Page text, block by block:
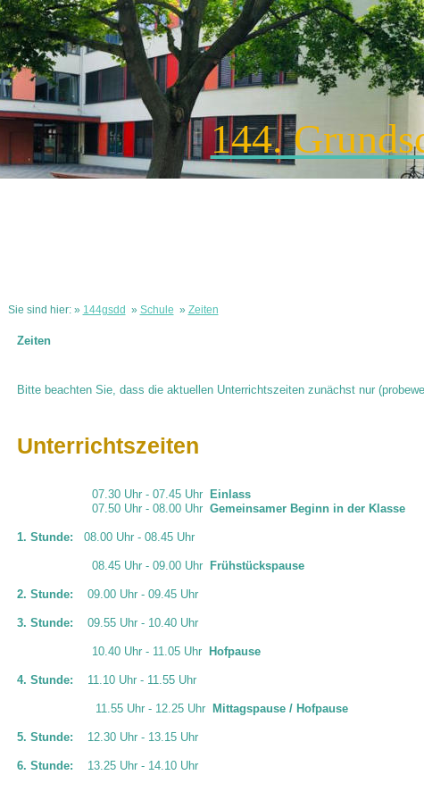
144.
Sie sind hier: » 144gsdd » Schule » Zeiten
Zeiten
Bitte beachten Sie, dass die aktuellen Unterrichtszeiten zunächst nur
Unterrichtszeiten
07.30 Uhr - 07.45 Uhr
Einlass
07.50 Uhr - 08.00 Uhr Gemeinsamer Beginn in der Klasse
1. Stunde: 08.00 Uhr - 08.45 Uhr
08.45 Uhr - 09.00 Uhr Frühstückspause
2. Stunde: 09.00 Uhr - 09.45 Uhr
3. Stunde: 09.55 Uhr - 10.40 Uhr
10.40 Uhr - 11.05 Uhr Hofpause
4. Stunde: 11.10 Uhr - 11.55 Uhr
11.55 Uhr - 12.25 Uhr Mittagspause /
5. Stunde: 12.30 Uhr - 13.15 Uhr
6. Stunde: 13.25 Uhr - 14.10 Uhr